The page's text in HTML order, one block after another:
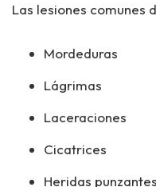
Las lesiones comunes
Mordeduras
Lágrimas
Laceraciones
Cicatrices
Heridas punzantes